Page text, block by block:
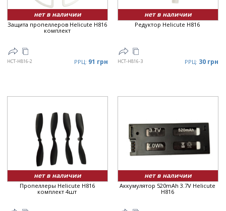
нет в наличии
Защита пропеллеров Helicute H816
комплект
HCT-H816-2 РРЦ: 91 грн
нет в наличии
Редуктор Helicute H816
HCT-H816-3 РРЦ: 30 грн
нет в наличии
Пропеллеры Helicute H816
комплект 4шт
нет в наличии
Аккумулятор 520mAh 3.7V Helicute
H816